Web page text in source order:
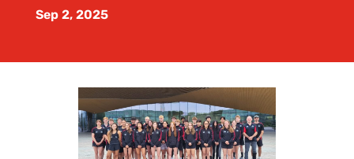
Sep 2, 2025